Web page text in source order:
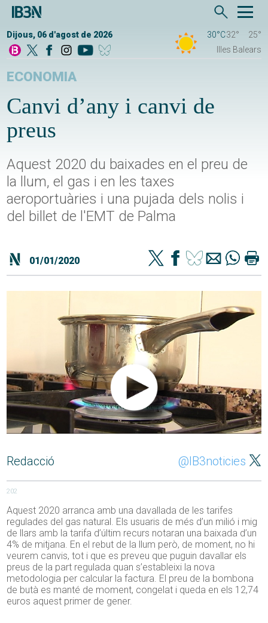
Dijous, 06 d'agost de 2026 30°C32°
25°
Illes Balears
ECONOMIA
Canvi d’any i canvi de
preus
Aquest 2020 du baixades en el preu de
la llum, el gas i en les taxes
aeroportuàries i una pujada dels nolis i
del billet de l'EMT de Palma
01/01/2020
Redacció @IB3noticies
202
Aquest 2020 arranca amb una davallada de les tarifes
regulades del gas natural. Els usuaris de més d’un milió i mig
de llars amb la tarifa d’últim recurs notaran una baixada d’un
4% de mitjana. En el rebut de la llum però, de moment, no hi
veurem canvis, tot i que es preveu que puguin davallar els
preus de la part regulada quan s’estableixi la nova
metodologia per calcular la factura. El preu de la bombona
de butà es manté de moment, congelat i queda en els 12,74
euros aquest primer de gener.